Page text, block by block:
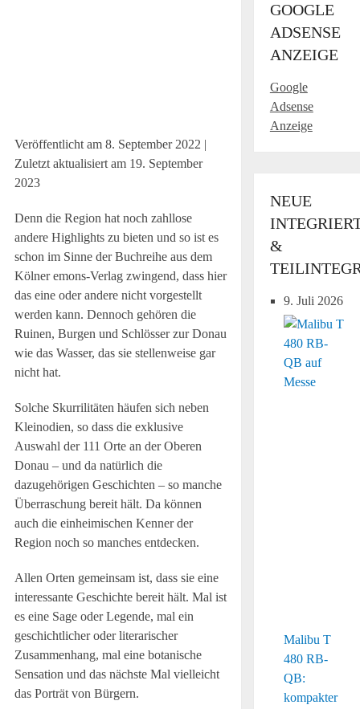
Veröffentlicht am 8. September 2022 |
Zuletzt aktualisiert am 19. September
2023
Denn die Region hat noch zahllose
andere Highlights zu bieten und so ist es
schon im Sinne der Buchreihe aus dem
Kölner emons-Verlag zwingend, dass hier
das eine oder andere nicht vorgestellt
werden kann. Dennoch gehören die
Ruinen, Burgen und Schlösser zur Donau
wie das Wasser, das sie stellenweise gar
nicht hat.
Solche Skurrilitäten häufen sich neben
Kleinodien, so dass die exklusive
Auswahl der 111 Orte an der Oberen
Donau – und da natürlich die
dazugehörigen Geschichten – so manche
Überraschung bereit hält. Da können
auch die einheimischen Kenner der
Region noch so manches entdecken.
Allen Orten gemeinsam ist, dass sie eine
interessante Geschichte bereit hält. Mal ist
es eine Sage oder Legende, mal ein
geschichtlicher oder literarischer
Zusammenhang, mal eine botanische
Sensation und das nächste Mal vielleicht
das Porträt von Bürgern.
GOOGLE
ADSENSE
ANZEIGE
Google
Adsense
Anzeige
NEUE
&
9. Juli 2026
Malibu T
480 RB-
QB:
kompakter